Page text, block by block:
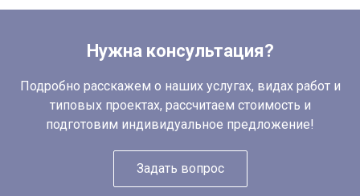
Нужна консультация?
Подробно расскажем о наших услугах, видах работ и
типовых проектах, рассчитаем стоимость и
подготовим индивидуальное предложение!
Задать вопрос